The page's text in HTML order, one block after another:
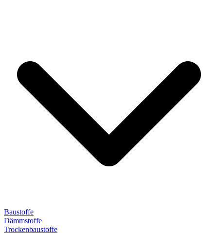
Baustoffe
Dämmstoffe
Trockenbaustoffe